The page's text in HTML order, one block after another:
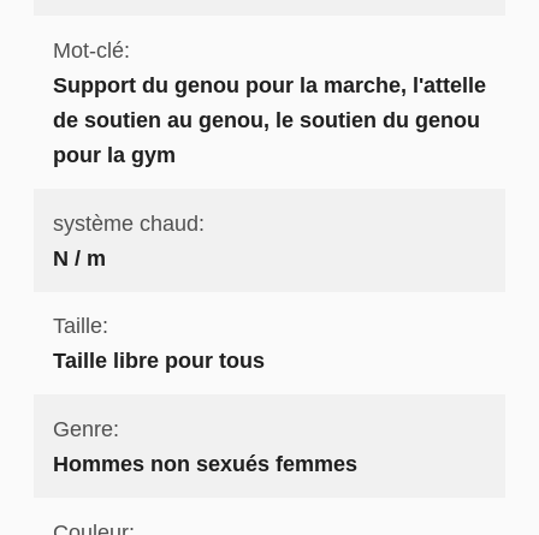
Mot-clé:
Support du genou pour la marche, l'attelle
de soutien au genou, le soutien du genou
pour la gym
système chaud:
N / m
Taille:
Taille libre pour tous
Genre:
Hommes non sexués femmes